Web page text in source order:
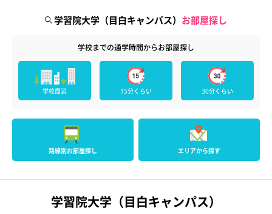
学習院大学（目白キャンパス） お部屋探し
学校までの通学時間からお部屋探し
学校周辺 15分くらい 30分くらい
路線別お部屋探し エリアから探す
学習院大学（目白キャンパス）